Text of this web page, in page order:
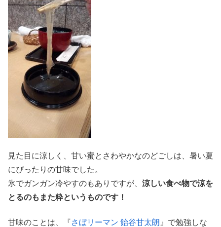
見た目に涼しく、甘い蜜とさわやかなのどごしは、暑い夏
にぴったりの甘味でした。
氷でガンガン冷やすのもありですが、 涼しい食べ物で涼を
とるのもまた粋というものです！
甘味のことは、『さぼリーマン 飴谷甘太朗 』で勉強しな